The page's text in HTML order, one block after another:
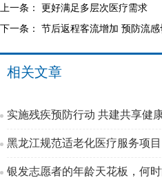
上一条： 更好满足多层次医疗需求
下一条： 节后返程客流增加 预防流
相关文章
实施残疾预防行动 共建共享健
黑龙江规范适老化医疗服务项目
银发志愿者的年龄天花板，何